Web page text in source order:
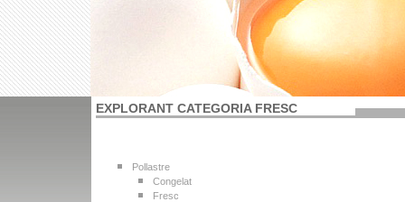
EXPLORANT CATEGORIA FRESC
Pollastre
Congelat
Fresc